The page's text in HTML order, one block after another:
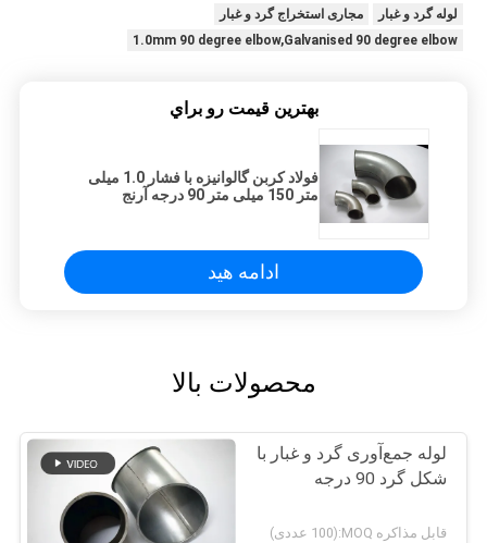
لوله گرد و غبار
مجاری استخراج گرد و غبار
1.0mm 90 degree elbow,Galvanised 90 degree elbow
بهترين قيمت رو براي
فولاد کربن گالوانیزه با فشار 1.0 میلی
متر 150 میلی متر 90 درجه آرنج
ادامه هید
محصولات بالا
لوله جمع‌آوری گرد و غبار با
شکل گرد 90 درجه
قابل مذاکره MOQ:(100 عددی)